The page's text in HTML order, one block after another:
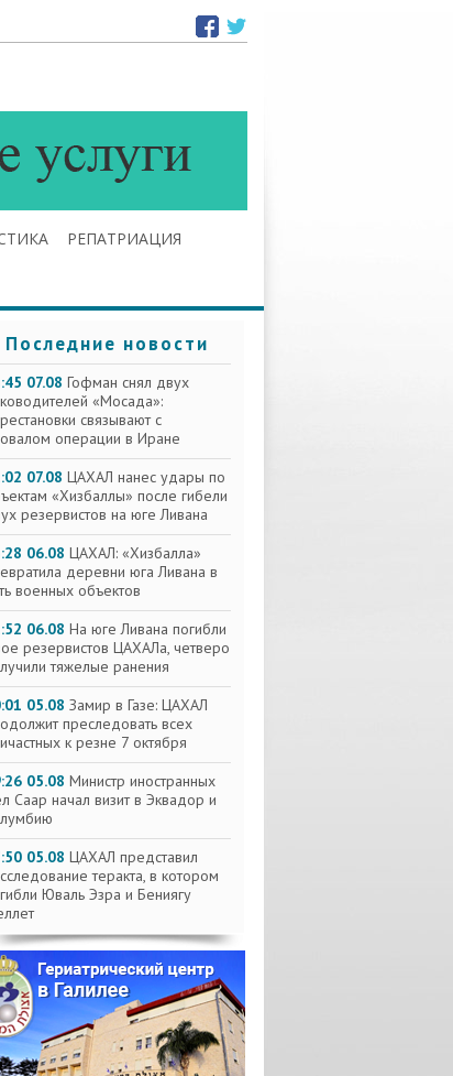
РЕПАТРИАЦИЯ
Последние новости
07.08 Гофман снял двух
«Мосада»:
связывают с
операции в Иране
07.08 ЦАХАЛ нанес удары по
«Хизбаллы» после гибели
резервистов на юге Ливана
06.08 ЦАХАЛ: «Хизбалла»
деревни юга Ливана в
военных объектов
06.08 На юге Ливана погибли
резервистов ЦАХАЛа, четверо
тяжелые ранения
05.08 Замир в Газе: ЦАХАЛ
преследовать всех
к резне 7 октября
05.08 Министр иностранных
Саар начал визит в Эквадор и
05.08 ЦАХАЛ представил
теракта, в котором
Юваль Эзра и Бениягу